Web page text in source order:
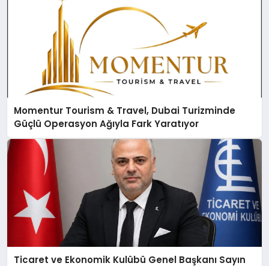
Momentur Tourism & Travel, Dubai Turizminde
Güçlü Operasyon Ağıyla Fark Yaratıyor
Ticaret ve Ekonomik Kulübü Genel Başkanı Sayın